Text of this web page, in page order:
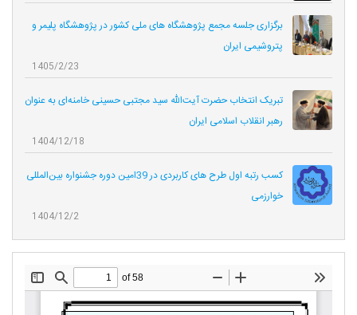
برگزاری جلسه مجمع پژوهشگاه های ملی کشور در پژوهشگاه پلیمر و
پتروشیمی ایران
1405/2/23
تبریک انتخاب حضرت آیت‌الله سید مجتبی حسینی خامنه‌ای به عنوان
رهبر انقلاب اسلامی ایران
1404/12/18
کسب رتبه اول طرح های کاربردی در 39امین دوره جشنواره بین‌المللی
خوارزمی
1404/12/2